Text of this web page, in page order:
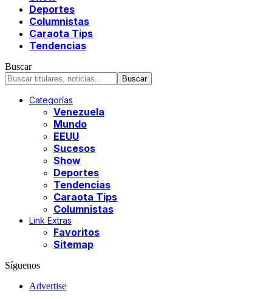
Deportes
Columnistas
Caraota Tips
Tendencias
Buscar
Categorías
Venezuela
Mundo
EEUU
Sucesos
Show
Deportes
Tendencias
Caraota Tips
Columnistas
Link Extras
Favoritos
Sitemap
Síguenos
Advertise